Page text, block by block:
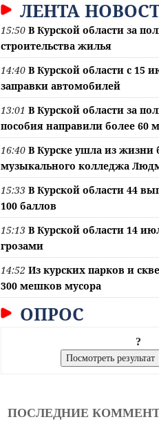
ЛЕНТА
15:50 В Курской области за
строительства жилья
14:40 В Курской области с 15
заправки автомобилей
13:01 В Курской области за
пособия направили более 60
16:40 В Курске ушла из
музыкального колледжа
15:33 В Курской области 44
100 баллов
15:13 В Курской области 14
грозами
14:52 Из курских парков и
300 мешков мусора
ОПРОС
?
ПОСЛЕДНИЕ